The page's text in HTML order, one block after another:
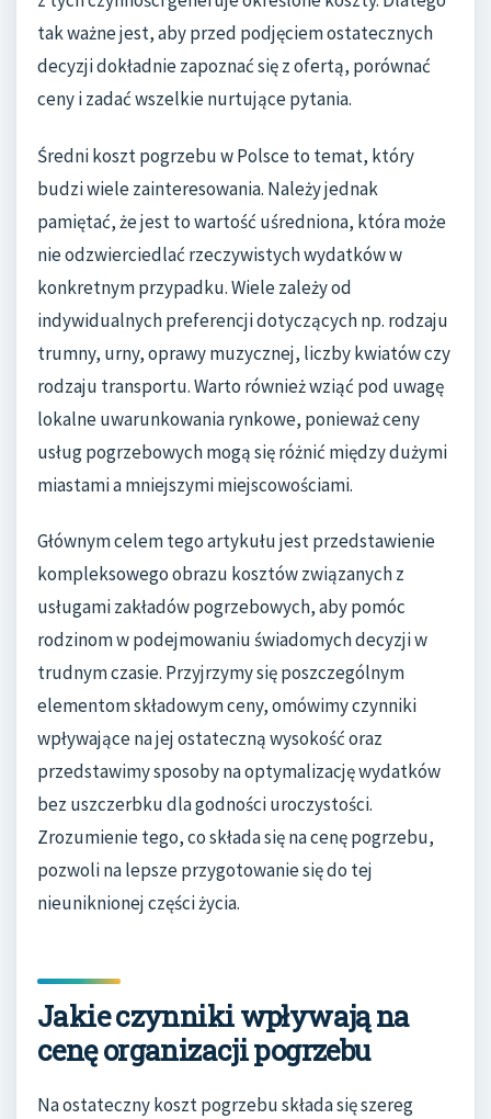
tak ważne jest, aby przed podjęciem ostatecznych
decyzji dokładnie zapoznać się z ofertą, porównać
ceny i zadać wszelkie nurtujące pytania.
Średni koszt pogrzebu w Polsce to temat, który
budzi wiele zainteresowania. Należy jednak
pamiętać, że jest to wartość uśredniona, która może
nie odzwierciedlać rzeczywistych wydatków w
konkretnym przypadku. Wiele zależy od
indywidualnych preferencji dotyczących np. rodzaju
trumny, urny, oprawy muzycznej, liczby kwiatów czy
rodzaju transportu. Warto również wziąć pod uwagę
lokalne uwarunkowania rynkowe, ponieważ ceny
usług pogrzebowych mogą się różnić między dużymi
miastami a mniejszymi miejscowościami.
Głównym celem tego artykułu jest przedstawienie
kompleksowego obrazu kosztów związanych z
usługami zakładów pogrzebowych, aby pomóc
rodzinom w podejmowaniu świadomych decyzji w
trudnym czasie. Przyjrzymy się poszczególnym
elementom składowym ceny, omówimy czynniki
wpływające na jej ostateczną wysokość oraz
przedstawimy sposoby na optymalizację wydatków
bez uszczerbku dla godności uroczystości.
Zrozumienie tego, co składa się na cenę pogrzebu,
pozwoli na lepsze przygotowanie się do tej
nieuniknionej części życia.
Jakie czynniki wpływają na
cenę organizacji pogrzebu
Na ostateczny koszt pogrzebu składa się szereg